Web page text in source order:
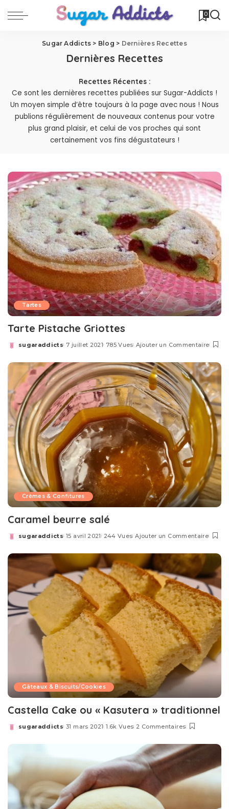
0
Sugar Addicts > Blog > Dernières Recettes
Dernières Recettes
Recettes Récentes :
Ce sont les dernières recettes publiées sur Sugar-Addicts !
Un moyen simple d’être toujours à la page avec nous ! Nous
publions régulièrement de nouveaux contenus pour votre
plus grand plaisir, et celui de vos proches qui sont
certainement vos fins dégustateurs !
Tartes
Tarte Pistache Griottes
Posted
sugaraddicts 7 juillet 2021 785 Vues Ajouter un Commentaire
Crèmes & Confitures
Caramel beurre salé
Posted
sugaraddicts 15 avril 2021 244 Vues Ajouter un Commentaire
Gâteaux & Biscuits/Cookies
Castella Cake ou « Kasutera » traditionnel
Posted
sugaraddicts 31 mars 2021 1.6k Vues 2 Commentaires